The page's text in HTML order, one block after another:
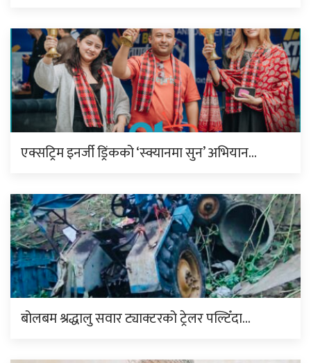
एक्सट्रिम इनर्जी ड्रिंकको ‘स्क्यानमा सुन’ अभियान…
बोलबम श्रद्धालु सवार ट्याक्टरको ट्रेलर पल्टिँदा…